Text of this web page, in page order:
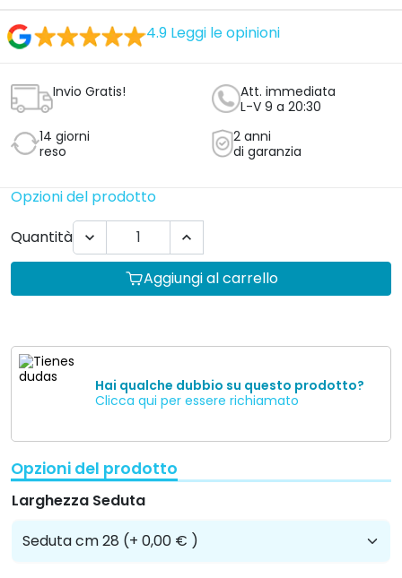
4.9 Leggi le opinioni
Invio Gratis!
Att. immediata
L-V 9 a 20:30
14 giorni
reso
2 anni
di garanzia
Opzioni del prodotto
Quantità
 
Aggiungi al carrello
Hai qualche dubbio su questo prodotto?
Clicca qui per essere richiamato
Opzioni del prodotto
Larghezza Seduta